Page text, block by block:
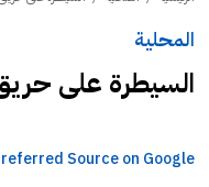
المحلية
السيطرة على
Source on Google